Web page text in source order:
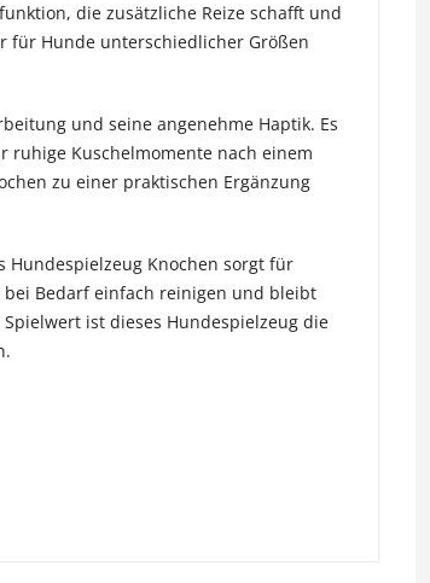
die zusätzliche Reize schafft und
für Hunde unterschiedlicher Größen
und seine angenehme Haptik. Es
Kuschelmomente nach einem
zu einer praktischen Ergänzung
Hundespielzeug Knochen sorgt für
bei Bedarf einfach reinigen und bleibt
ist dieses Hundespielzeug die